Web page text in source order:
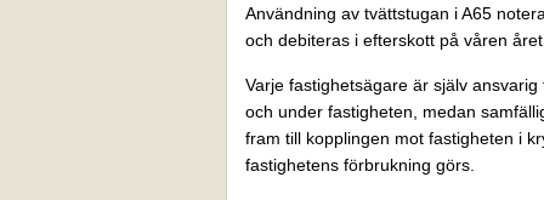
Användning av tvättstugan i A65
och debiteras i efterskott på våren
Varje fastighetsägare är själv
och under fastigheten, medan
fram till kopplingen mot fastigheten i
fastighetens förbrukning görs.